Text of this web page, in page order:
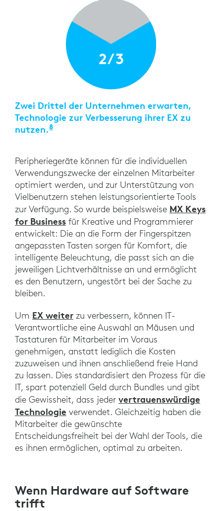
2/3
Zwei Drittel der Unternehmen erwarten,
Technologie zur Verbesserung ihrer EX zu
nutzen.8
Peripheriegeräte können für die individuellen
Verwendungszwecke der einzelnen Mitarbeiter
optimiert werden, und zur Unterstützung von
Vielbenutzern stehen leistungsorientierte Tools
zur Verfügung. So wurde beispielsweise MX Keys
for Business für Kreative und Programmierer
entwickelt: Die an die Form der Fingerspitzen
angepassten Tasten sorgen für Komfort, die
intelligente Beleuchtung, die passt sich an die
jeweiligen Lichtverhältnisse an und ermöglicht
es den Benutzern, ungestört bei der Sache zu
bleiben.
Um EX weiter zu verbessern, können IT-
Verantwortliche eine Auswahl an Mäusen und
Tastaturen für Mitarbeiter im Voraus
genehmigen, anstatt lediglich die Kosten
zuzuweisen und ihnen anschließend freie Hand
zu lassen. Dies standardisiert den Prozess für die
IT, spart potenziell Geld durch Bundles und gibt
die Gewissheit, dass jeder vertrauenswürdige
Technologie verwendet. Gleichzeitig haben die
Mitarbeiter die gewünschte
Entscheidungsfreiheit bei der Wahl der Tools, die
es ihnen ermöglichen, optimal zu arbeiten.
Wenn Hardware auf Software
trifft